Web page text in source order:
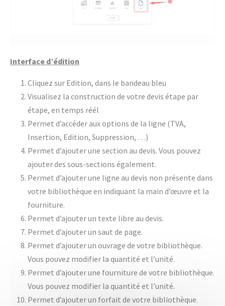
Interface d’édition
Cliquez sur Edition, dans le bandeau bleu
Visualisez la construction de votre devis étape par
étape, en temps réél
Permet d’accéder aux options de la ligne (TVA,
Insertion, Edition, Suppression, …)
Permet d’ajouter une section au devis. Vous pouvez
ajouter des sous-sections également.
Permet d’ajouter une ligne au devis non présente dans
votre bibliothèque en indiquant la main d’œuvre et la
fourniture.
Permet d’ajouter un texte libre au devis.
Permet d’ajouter un saut de page.
Permet d’ajouter un ouvrage de votre bibliothèque.
Vous pouvez modifier la quantité et l’unité.
Permet d’ajouter une fourniture de votre bibliothèque.
Vous pouvez modifier la quantité et l’unité.
Permet d’ajouter un forfait de votre bibliothèque.